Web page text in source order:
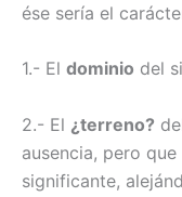
ése sería el
1.- El dominio del
2.- El ¿terreno?
ausencia, pero
significante,